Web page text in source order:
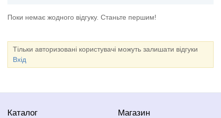
Поки немає жодного відгуку. Станьте першим!
Тільки авторизовані користувачі можуть залишати відгуки
Вхід
Каталог Магазин